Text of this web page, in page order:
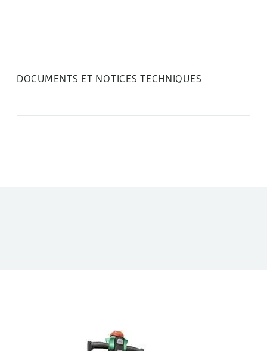
DOCUMENTS ET NOTICES TECHNIQUES